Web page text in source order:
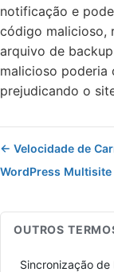
notificação e
código malicioso,
arquivo de
malicioso poderia
prejudicando o
← Velocidade de
WordPress
OUTROS
Sincronização